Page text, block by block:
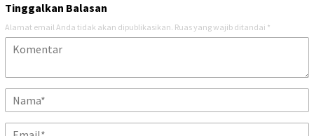
Tinggalkan Balasan
Alamat email Anda tidak akan dipublikasikan. Ruas yang wajib ditandai *